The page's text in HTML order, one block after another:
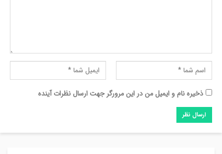
ذخیره نام و ایمیل من در این مرورگر جهت ارسال نظرات آینده